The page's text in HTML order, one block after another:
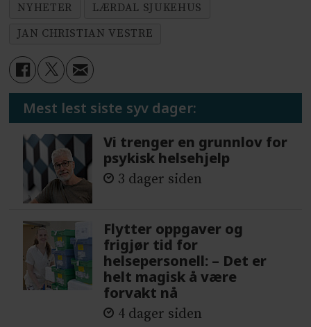
NYHETER
LÆRDAL SJUKEHUS
JAN CHRISTIAN VESTRE
Mest lest siste syv dager:
Vi trenger en grunnlov for
psykisk helsehjelp
3 dager siden
Flytter oppgaver og
frigjør tid for
helsepersonell: – Det er
helt magisk å være
forvakt nå
4 dager siden